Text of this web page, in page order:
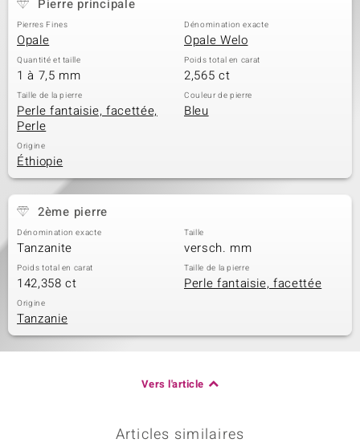
Pierre principale
Pierres Fines
Opale
Dénomination exacte
Opale Welo
Quantité et taille
1 à 7,5 mm
Poids total en carat
2,565 ct
Taille de la pierre
Perle fantaisie, facettée,
Perle
Couleur de pierre
Bleu
Origine
Éthiopie
2ème pierre
Dénomination exacte
Tanzanite
Taille
versch. mm
Poids total en carat
142,358 ct
Taille de la pierre
Perle fantaisie, facettée
Origine
Tanzanie
Vers l'article
Articles similaires